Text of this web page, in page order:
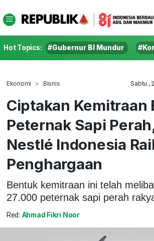
Hot Topics: #Gubernur BI Mundur
Ekonomi Bisnis Sabtu ,
Ciptakan Kemitraan
Peternak Sapi
Nestlé Indonesia
Penghargaan
Bentuk kemitraan ini telah
27.000 peternak sapi perah
Red: Ahmad Fikri Noor